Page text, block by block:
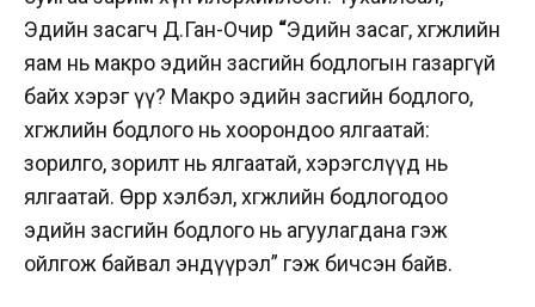
Эдийн засагч Д.Ган-Очир “Эдийн засаг, хөгжлийн
яам нь макро эдийн засгийн бодлогын газаргүй
байх хэрэг үү? Макро эдийн засгийн бодлого,
хөгжлийн бодлого нь хоорондоо ялгаатай:
зорилго, зорилт нь ялгаатай, хэрэгслүүд нь
ялгаатай. Өөрөөр хэлбэл, хөгжлийн бодлогодоо
эдийн засгийн бодлого нь агуулагдана гэж
ойлгож байвал эндүүрэл” гэж бичсэн байв.